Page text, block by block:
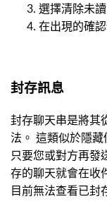
選擇清除未讀
在出現的確
封存訊息
封存聊天串是將其
法。 這類似於隱
只要您或對方再發
存的聊天就會在收
目前無法查看已封